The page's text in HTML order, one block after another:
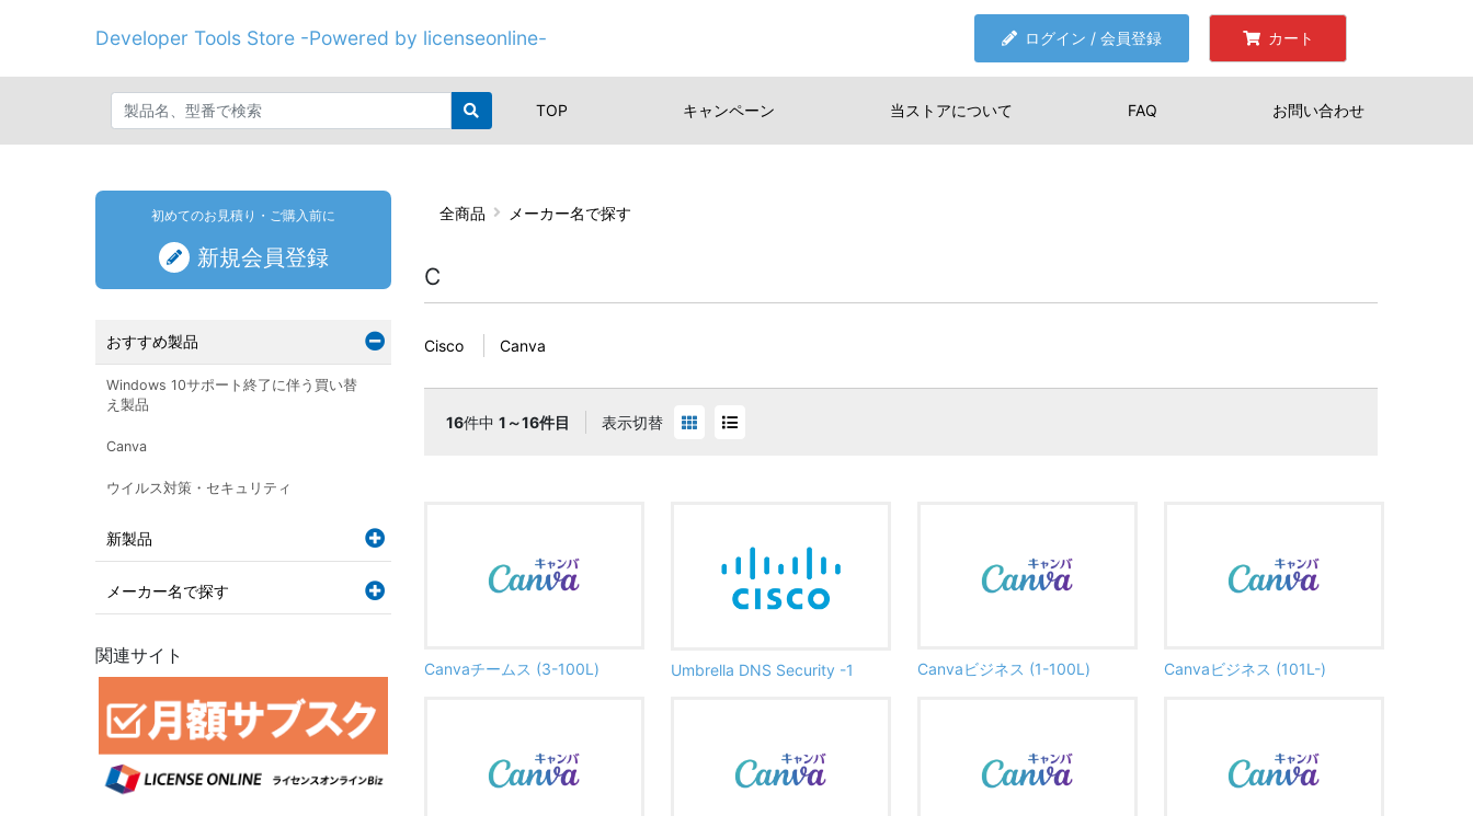
Developer Tools Store -Powered by licenseonline- ログイン / 会員登録 カート
TOP キャンペーン 当ストアについて FAQ お問い合わせ
全商品 メーカー名で探す
C
Cisco Canva
16件中 1～16件目 表示切替
Canvaチームス (3-100L) Umbrella DNS Security -1 Canvaビジネス (1-100L) Canvaビジネス (101L-)
初めてのお見積り・ご購入前に
新規会員登録
おすすめ製品
Windows 10サポート終了に伴う買い替
え製品
Canva
ウイルス対策・セキュリティ
新製品
メーカー名で探す
関連サイト